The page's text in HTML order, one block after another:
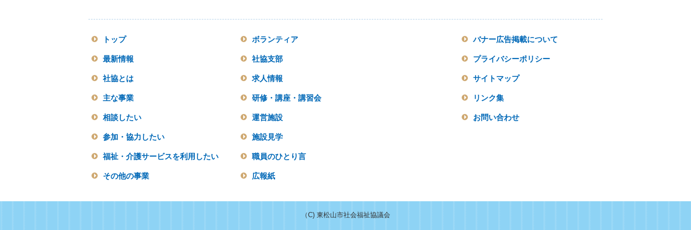
トップ
最新情報
社協とは
主な事業
相談したい
参加・協力したい
福祉・介護サービスを利用したい
その他の事業
ボランティア
社協支部
求人情報
研修・講座・講習会
運営施設
施設見学
職員のひとり言
広報紙
バナー広告掲載について
プライバシーポリシー
サイトマップ
リンク集
お問い合わせ
（C) 東松山市社会福祉協議会